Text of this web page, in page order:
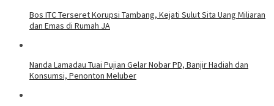
Bos ITC Terseret Korupsi Tambang, Kejati Sulut Sita Uang Miliaran
dan Emas di Rumah JA
Nanda Lamadau Tuai Pujian Gelar Nobar PD, Banjir Hadiah dan
Konsumsi, Penonton Meluber